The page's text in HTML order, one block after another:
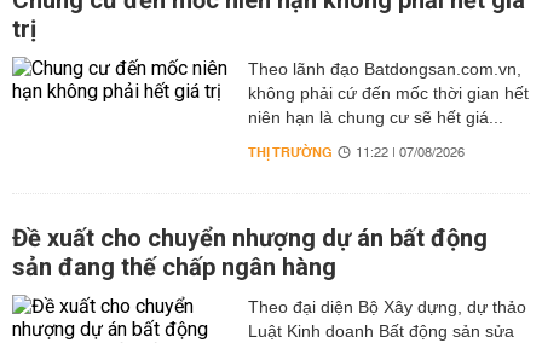
trị
Theo lãnh đạo Batdongsan.com.vn,
không phải cứ đến mốc thời gian hết
niên hạn là chung cư sẽ hết giá...
THỊ TRƯỜNG 11:22 | 07/08/2026
Đề xuất cho chuyển nhượng dự án bất động
sản đang thế chấp ngân hàng
Theo đại diện Bộ Xây dựng, dự thảo
Luật Kinh doanh Bất động sản sửa